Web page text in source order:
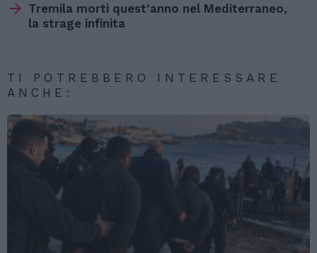
Tremila morti quest’anno nel Mediterraneo,
la strage infinita
TI POTREBBERO INTERESSARE
ANCHE: